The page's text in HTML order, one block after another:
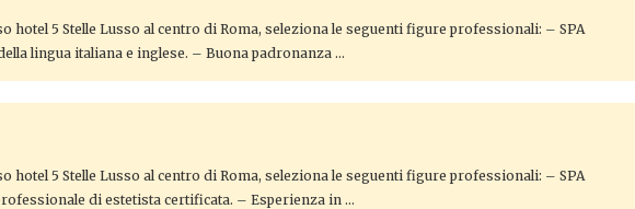
hotel 5 Stelle Lusso al centro di Roma, seleziona le seguenti figure professionali: – SPA
lingua italiana e inglese. – Buona padronanza …
hotel 5 Stelle Lusso al centro di Roma, seleziona le seguenti figure professionali: – SPA
di estetista certificata. – Esperienza in …